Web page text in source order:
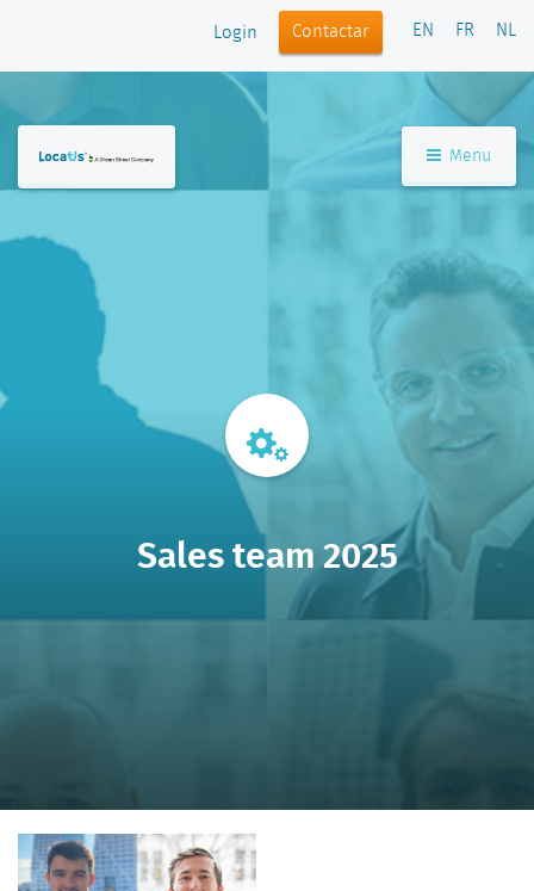
Login Contactar EN FR NL
Menu
Sales team 2025